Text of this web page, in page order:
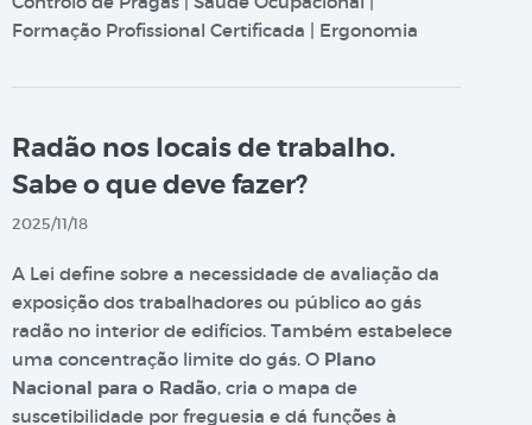
Formação Profissional Certificada | Ergonomia
Radão nos locais de trabalho.
Sabe o que deve fazer?
2025/11/18
A Lei define sobre a necessidade de avaliação da
exposição dos trabalhadores ou público ao gás
radão no interior de edifícios. Também estabelece
uma concentração limite do gás. O Plano
Nacional para o Radão, cria o mapa de
suscetibilidade por freguesia e dá funções à